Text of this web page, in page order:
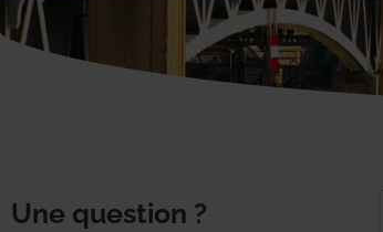
Une question ?